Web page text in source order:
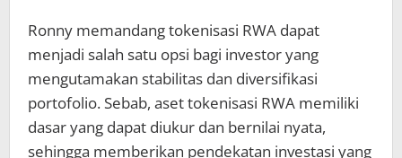
Ronny memandang tokenisasi RWA dapat
menjadi salah satu opsi bagi investor yang
mengutamakan stabilitas dan diversifikasi
portofolio. Sebab, aset tokenisasi RWA memiliki
dasar yang dapat diukur dan bernilai nyata,
sehingga memberikan pendekatan investasi yang